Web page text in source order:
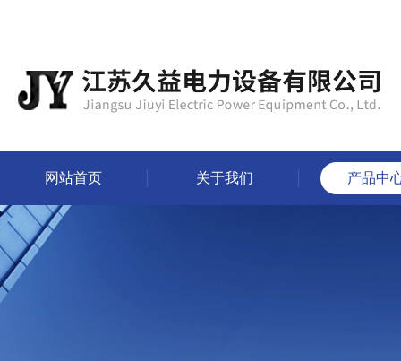
网站首页 关于我们 产品中